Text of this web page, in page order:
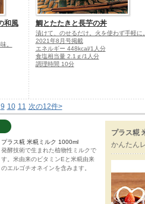
和風
。
鯛とたたきと長芋の丼
漬けて、のせるだけ。火を使わず手軽に
2021年8月号掲載
エネルギー 448kcal/1人分
食塩相当量 2.1ｇ/1人分
調理時間 10分
9 10 11 次の12件>
プラス糀 米糀ミルク 1000ml
発酵技術で生まれた植物性ミルクで
す。米由来のビタミンEと米糀由来
のエルゴチオネインを含みます。
プラス糀
かんたん